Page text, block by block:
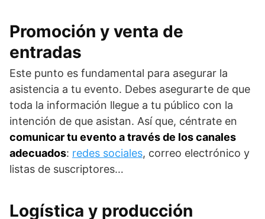
Promoción y venta de
entradas
Este punto es fundamental para asegurar la
asistencia a tu evento. Debes asegurarte de que
toda la información llegue a tu público con la
intención de que asistan. Así que, céntrate en
comunicar tu evento a través de los canales
adecuados: redes sociales, correo electrónico y
listas de suscriptores…
Logística y producción